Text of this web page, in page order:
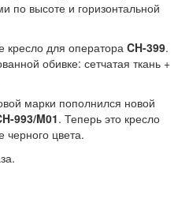
по высоте и горизонтальной
кресло для оператора CH-399.
обивке: сетчатая ткань +
марки пополнился новой
-993/M01. Теперь это кресло
черного цвета.